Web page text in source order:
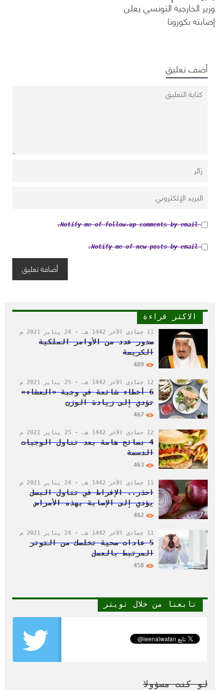
وزير الخارجية التونسي يعلن
إصابته بكورونا
أضف تعليق
Notify me of follow-up comments by email.
Notify me of new posts by email.
الاكثر قراءة
11 جمادى الآخر 1442 هـ - 24 يناير 2021 م
صدور عدد من الأوامر الملكية
الكريمة
489
12 جمادى الآخر 1442 هـ - 25 يناير 2021 م
6 أخطاء شائعة في وجبة «العشاء»
تؤدي إلى زيادة الوزن
467
12 جمادى الآخر 1442 هـ - 25 يناير 2021 م
4 نصائح هامة بعد تناول الوجبات
الدسمة
463
11 جمادى الآخر 1442 هـ - 24 يناير 2021 م
احذر.. الإفراط في تناول البصل
يؤدي إلى الإصابة بهذه الأمراض
462
11 جمادى الآخر 1442 هـ - 24 يناير 2021 م
5 عادات صحية تخلصك من التوتر
المرتبط بالعمل
458
تابعنا من خلال تويتر
لو كنت مسؤولا